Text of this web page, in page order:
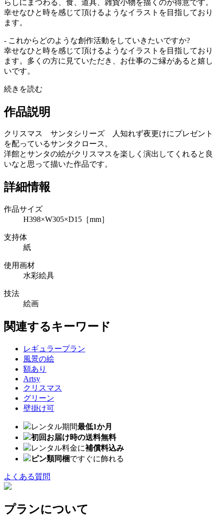
らしにまつわる、食、道具、雑貨小物を描くのが得意です。
幸せなひと時を感じて頂けるようなイラストを目指しており
ます。
- これからどのような創作活動をしていきたいですか?
幸せなひと時を感じて頂けるようなイラストを目指しており
ます。多くの方に見ていただき、お仕事のご縁があると嬉し
いです。
続きを読む
作品説明
クリスマス サンタシリーズ 人知れず夜更けにプレゼント
を配っているサンタクロース。
洋館とサンタの絵がクリスマスを楽しく演出してくれると良
いなと思って描いた作品です。
詳細情報
作品サイズ
H398×W305×D15［mm］
支持体
紙
使用画材
水彩絵具
技法
絵画
関連するキーワード
レギュラープラン
風景の絵
額あり
Artsy
クリスマス
グリーン
壁掛け可
レンタル期間最低1か月
初回お届け時の送料無料
レンタル料金に補償料込み
ピン類同梱ですぐに飾れる
よくある質問
プランについて